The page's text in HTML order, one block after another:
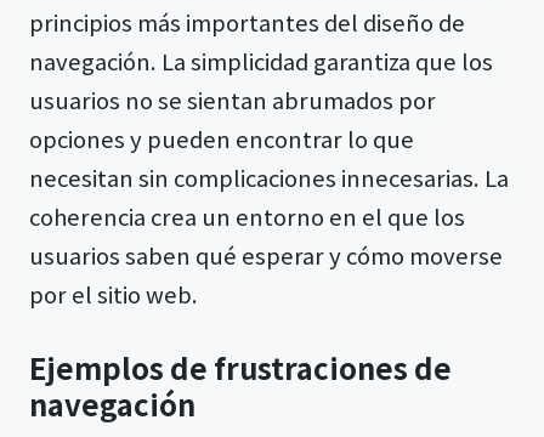
principios más importantes del diseño de
navegación. La simplicidad garantiza que los
usuarios no se sientan abrumados por
opciones y pueden encontrar lo que
necesitan sin complicaciones innecesarias. La
coherencia crea un entorno en el que los
usuarios saben qué esperar y cómo moverse
por el sitio web.
Ejemplos de frustraciones de
navegación